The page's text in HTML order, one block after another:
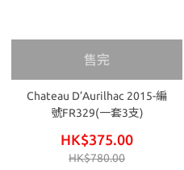
售完
Chateau D’Aurilhac 2015-編
號FR329(一套3支)
HK$375.00
HK$780.00